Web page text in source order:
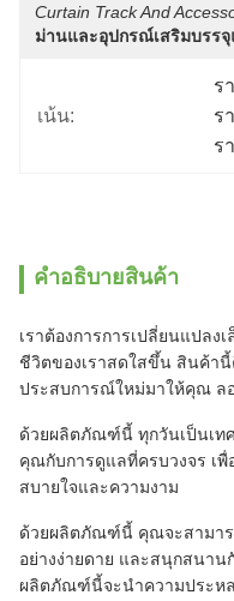
Curtain Track And
ม่านและอุปกรณ์เสริมบรร
เน้น:
ร
ร
ร
คําอธิบายสินค้า
เราต้องการการเปลี่ยนแปลง
ชีวิตของเราสดใสขึ้น สินค้า
ประสบการณ์ใหม่มาให้คุณ ล
ด้วยผลิตภัณฑ์นี้ ทุกวันเป็นเท
คุณกับการดูแลที่ครบวงจร เ
สบายใจและความงาม
ด้วยผลิตภัณฑ์นี้ คุณจะสามาร
อย่างง่ายดาย และสนุกสนา
ผลิตภัณฑ์นี้จะนําความประห